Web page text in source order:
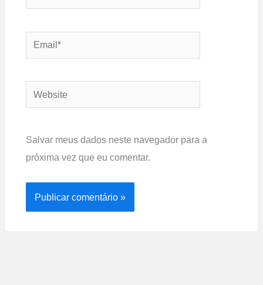
Email*
Website
Salvar meus dados neste navegador para a
próxima vez que eu comentar.